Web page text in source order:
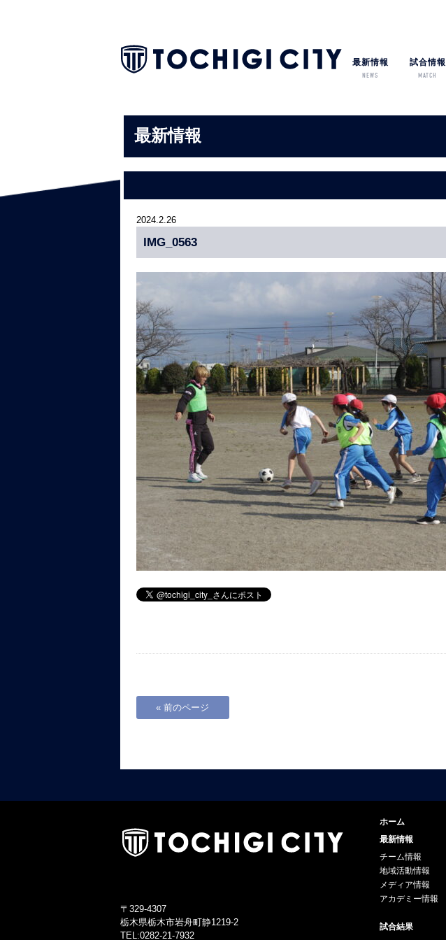
最新情報
NEWS
試合情報
MATCH
最新情報
2024.2.26
IMG_0563
« 前のページ
〒329-4307
栃木県栃木市岩舟町静1219-2
TEL:0282-21-7932
ホーム
最新情報
チーム情報
地域活動情報
メディア情報
アカデミー情報
試合結果